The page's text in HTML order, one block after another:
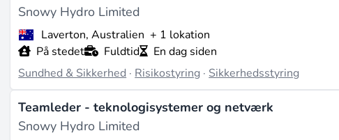
Snowy Hydro Limited
Laverton, Australien + 1 lokation
På stedet
Fuldtid
En dag siden
Sundhed & Sikkerhed · Risikostyring · Sikkerhedsstyring
Teamleder - teknologisystemer og netværk
Snowy Hydro Limited